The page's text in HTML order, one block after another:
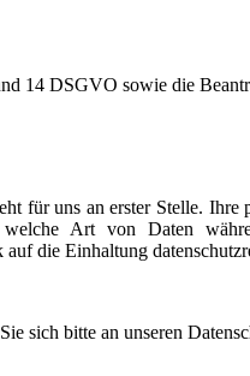
14 DSGVO sowie die
für uns an erster Stelle.
Art von Daten
die Einhaltung
sich bitte an unseren